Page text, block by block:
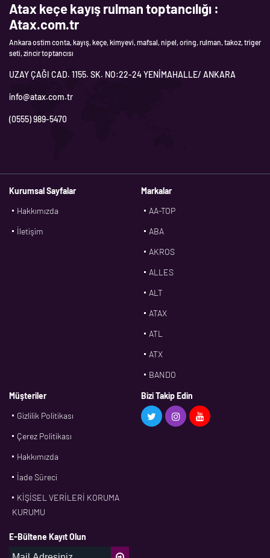
Atax keçe kayış rulman toptancılığı :
Atax.com.tr
Ankara ostim conta, kayış, keçe, kimyevi, mafsal, nipel, oring, rulman, takoz, triger
seti, zincir toptancısı
UZAY ÇAĞI CAD. 1155. SK. NO:22-24 YENİMAHALLE/ ANKARA
info@atax.com.tr
(0555) 989-5470
Kurumsal Sayfalar
Hakkımızda
İletişim
Markalar
AA-TOP
ABA
AKROS
ALLES
ALT
ATAX
ATL
ATX
BANDO
BMS
CDF
Müşteriler
Gizlilik Politikası
Çerez Politikası
Hakkımızda
İade Süreci
KİŞİSEL VERİLERİ KORUMA
KURUMU
Bizi Takip Edin
E-Bültene Kayıt Olun